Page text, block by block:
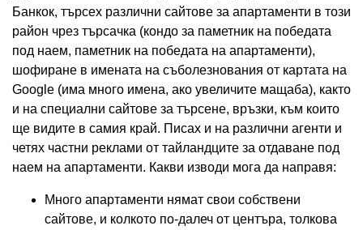
Банкок, търсех различни сайтове за апартаменти в този
район чрез търсачка (кондо за паметник на победата
под наем, паметник на победата на апартаменти),
шофиране в имената на съболезнования от картата на
Google (има много имена, ако увеличите мащаба), както
и на специални сайтове за търсене, връзки, към които
ще видите в самия край. Писах и на различни агенти и
четях частни реклами от тайландците за отдаване под
наем на апартаменти. Какви изводи мога да направя:
Много апартаменти нямат свои собствени
сайтове, и колкото по-далеч от центъра, толкова